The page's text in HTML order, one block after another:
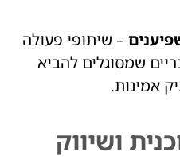
– שיתופי פעולה
שמסוגלים להביא
אמינות.
ושיווק